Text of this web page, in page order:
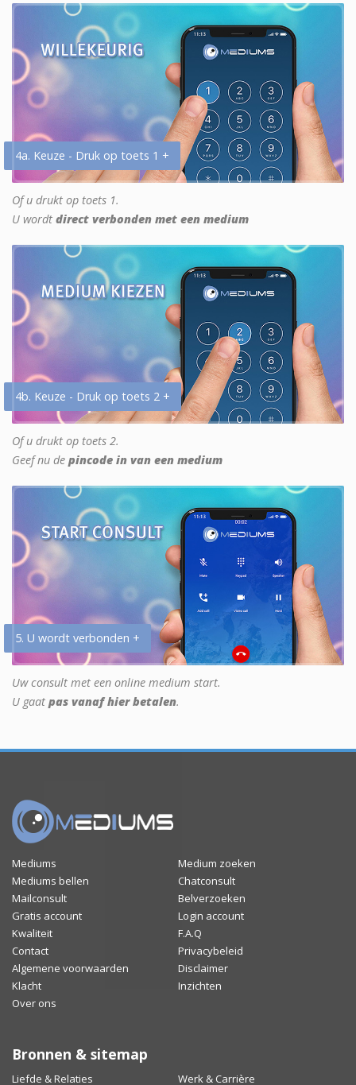
4a. Keuze - Druk op toets 1 +
Of u drukt op toets 1.
U wordt direct verbonden met een medium
4b. Keuze - Druk op toets 2 +
Of u drukt op toets 2.
Geef nu de pincode in van een medium
5. U wordt verbonden +
Uw consult met een online medium start.
U gaat pas vanaf hier betalen.
Mediums
Medium zoeken
Mediums bellen
Chatconsult
Mailconsult
Belverzoeken
Gratis account
Login account
Kwaliteit
F.A.Q
Contact
Privacybeleid
Algemene voorwaarden
Disclaimer
Klacht
Inzichten
Over ons
Bronnen & sitemap
Liefde & Relaties Werk & Carrière